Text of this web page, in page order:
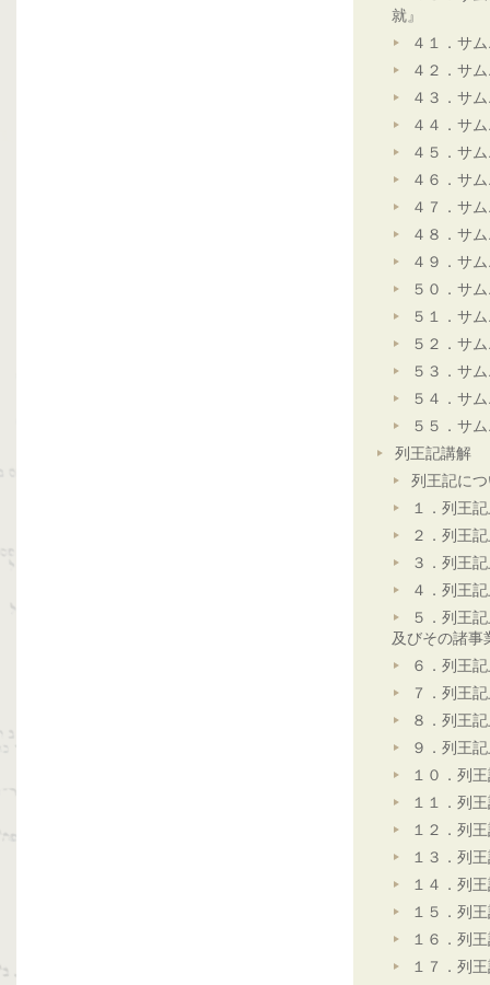
就』
４１．サ
４２．サ
４３．サ
４４．サ
４５．サ
４６．サ
４７．サ
４８．サ
４９．サ
５０．サ
５１．サ
５２．サ
５３．サ
５４．サ
５５．サ
列王記講解
列王記に
１．列王
２．列王
３．列王
４．列王
５．列王
及びその諸事
６．列王
７．列王
８．列王
９．列王
１０．列
１１．列
１２．列
１３．列
１４．列
１５．列
１６．列
１７．列